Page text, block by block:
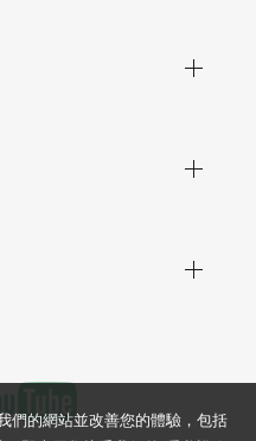
們的網站並改善您的體驗，包括